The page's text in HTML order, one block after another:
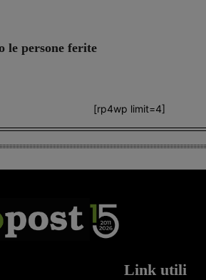
le persone ferite
[rp4wp limit=4]
Link utili